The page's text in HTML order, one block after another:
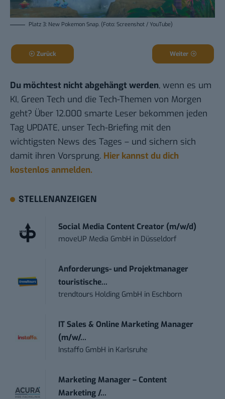
Platz 3: New Pokemon Snap. (Foto: Screenshot / YouTube)
Zurück Weiter
Du möchtest nicht abgehängt werden, wenn es um
KI, Green Tech und die Tech-Themen von Morgen
geht? Über 12.000 smarte Leser bekommen jeden
Tag UPDATE, unser Tech-Briefing mit den
wichtigsten News des Tages – und sichern sich
damit ihren Vorsprung. Hier kannst du dich
kostenlos anmelden.
STELLENANZEIGEN
Social Media Content Creator (m/w/d)
moveUP Media GmbH in Düsseldorf
Anforderungs- und Projektmanager
touristische...
trendtours Holding GmbH in Eschborn
IT Sales & Online Marketing Manager
(m/w/...
Instaffo GmbH in Karlsruhe
Marketing Manager – Content
Marketing /...